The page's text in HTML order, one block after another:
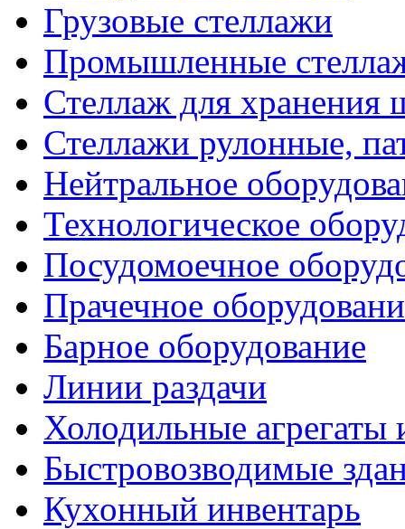
Грузовые стеллажи
Промышленные
Стеллаж для хранения
Стеллажи рулонные,
Нейтральное
Технологическое
Посудомоечное
Прачечное
Барное оборудование
Линии раздачи
Холодильные агрегаты
Быстровозводимые
Кухонный инвентарь